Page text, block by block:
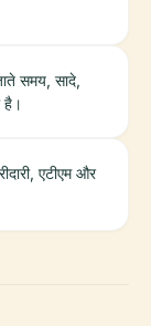
समय, सादे,
है।
एटीएम और